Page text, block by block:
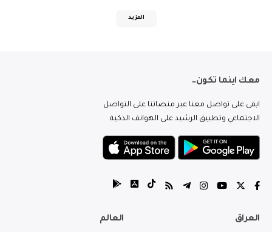
المزيد
معك اينما تكون..
ابقى على تواصل معنا عبر منصاتنا على التواصل
الاجتماعي وتطبيق الرشيد على الهواتف الذكية.
العراق العالم